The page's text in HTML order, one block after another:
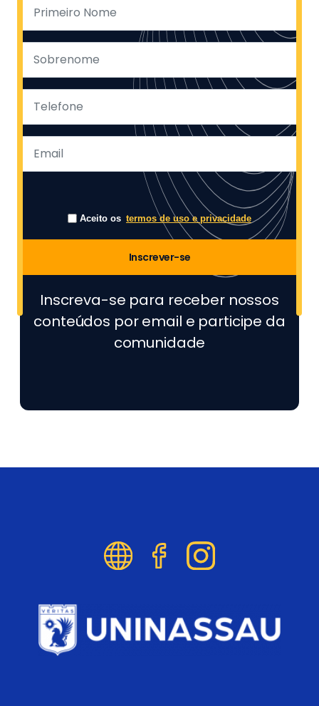
Aceito os termos de uso e privacidade
Inscrever-se
Inscreva-se para receber nossos
conteúdos por email e participe da
comunidade